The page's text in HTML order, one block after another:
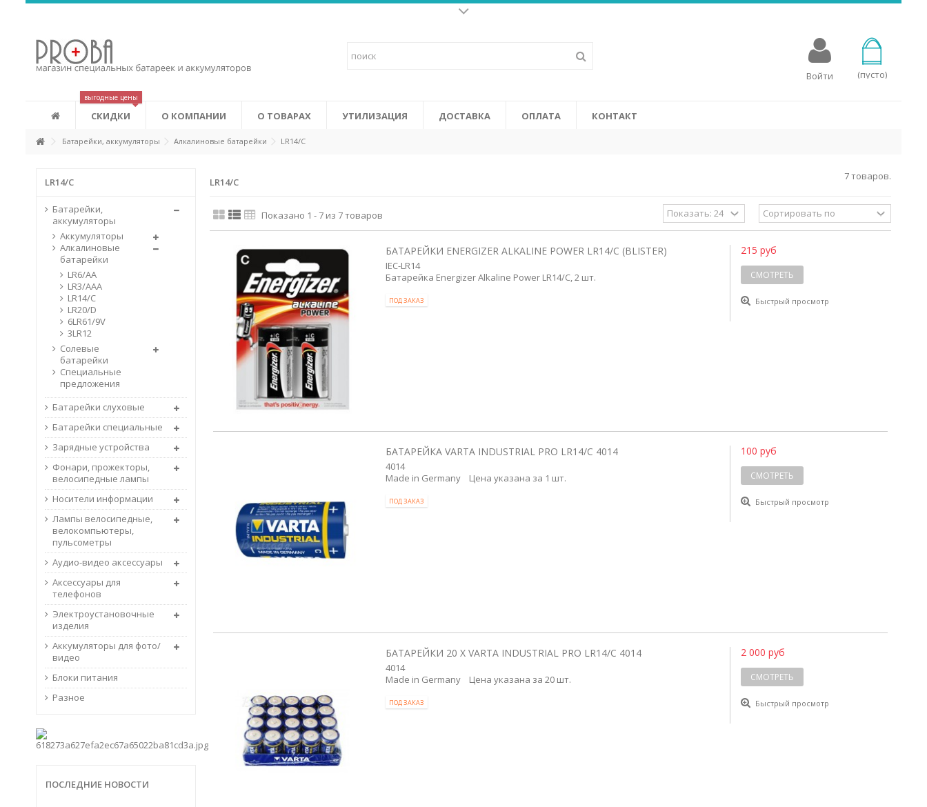
Это новые аккумуляторы, которые сочетают в себе удобство щелочных батареек и
экономичность аккумуляторов. Eneloop может изменить вашу жизнь к
лучшему. Первоначальная зарядка аккумуляторов производится от солнечных батарей в
соответствии с системой «зеленых» сертификатов (Green Power Certifi cation System).
Высококачественные батарейки для слуховых аппаратов, разработаны специально для
последних высокоэффективных устройств. Батарейки Rayovac для слухового аппарата
объединяют в себе повышенную мощность с эко-сознательным процессом производства, в
(пусто)
Войти
СКИДКИ
выгодные цены
О КОМПАНИИ О ТОВАРАХ УТИЛИЗАЦИЯ ДОСТАВКА ОПЛАТА КОНТАКТ
Батарейки, аккумуляторы Алкалиновые батарейки LR14/C
LR14/C 7 товаров.
Показано 1 - 7 из 7 товаров
БАТАРЕЙКИ ENERGIZER ALKALINE POWER LR14/C (BLISTER)
IEC-LR14
Батарейка Energizer Alkaline Power LR14/C, 2 шт.
ПОД ЗАКАЗ
215 руб
СМОТРЕТЬ
Быстрый просмотр
БАТАРЕЙКА VARTA INDUSTRIAL PRO LR14/C 4014
4014
Made in Germany Цена указана за 1 шт.
ПОД ЗАКАЗ
100 руб
СМОТРЕТЬ
Быстрый просмотр
БАТАРЕЙКИ 20 X VARTA INDUSTRIAL PRO LR14/C 4014
4014
Made in Germany Цена указана за 20 шт.
ПОД ЗАКАЗ
2 000 руб
СМОТРЕТЬ
Быстрый просмотр
LR14/C
Батарейки,
аккумуляторы
Аккумуляторы
Алкалиновые
батарейки
LR6/AA
LR3/AAA
LR14/C
LR20/D
6LR61/9V
3LR12
Солевые
батарейки
Специальные
предложения
Батарейки слуховые
Батарейки специальные
Зарядные устройства
Фонари, прожекторы,
велосипедные лампы
Носители информации
Лампы велосипедные,
велокомпьютеры,
пульсометры
Аудио-видео аксессуары
Аксессуары для
телефонов
Электроустановочные
изделия
Аккумуляторы для фото/
видео
Блоки питания
Разное
ПОСЛЕДНИЕ НОВОСТИ